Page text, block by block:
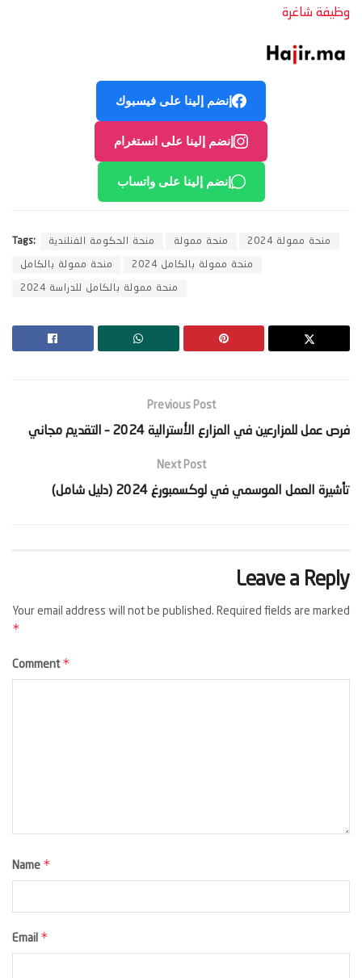
وظيفة شاغرة
إنضم إلينا على فيسبوك
إنضم إلينا على انستغرام
إنضم إلينا على واتساب
Tags: منحة الحكومة الفنلندية منحة ممولة منحة ممولة 2024
منحة ممولة بالكامل منحة ممولة بالكامل 2024
منحة ممولة بالكامل للدراسة 2024
Previous Post
‫فرص عمل للمزارعين في المزارع الأسترالية 2024 – التقديم مجاني‬
Next Post
‫تأشيرة العمل الموسمي في لوكسمبورغ 2024 (دليل شامل)‬
Leave a Reply
Your email address will not be published. Required fields are marked
*
Comment *
Name *
Email *